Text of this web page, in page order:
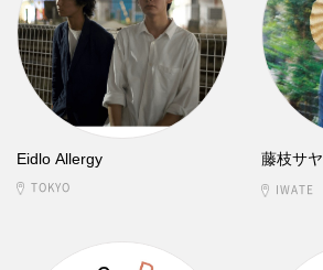
Eidlo Allergy
TOKYO
藤枝サヤ
IWATE